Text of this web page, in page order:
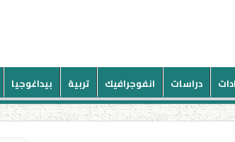
دراسات انفوجرافيك تربية بيداغوجيا